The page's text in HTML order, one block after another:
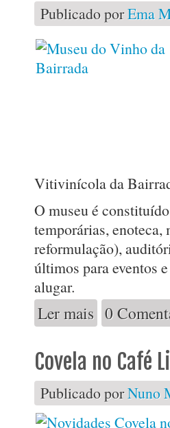
Publicado porEma
Vitivinícola da
O museu é
temporárias,
reformulação),
últimos para eventos
alugar.
Ler mais acerca de Museu
0
Covela no Café
Publicado porNuno